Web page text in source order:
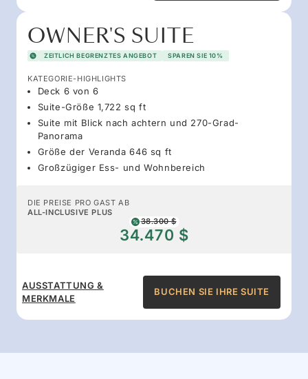
OWNER'S SUITE
ZEITLICH BEGRENZTES ANGEBOT SPAREN SIE 10%
KATEGORIE-HIGHLIGHTS
Deck 6 von 6
Suite-Größe 1,722 sq ft
Suite mit Blick nach achtern und 270-Grad-
Panorama
Größe der Veranda 646 sq ft
Großzügiger Ess- und Wohnbereich
DIE PREISE PRO GAST AB
ALL-INCLUSIVE PLUS
38.300 $
34.470 $
AUSSTATTUNG &
MERKMALE
BUCHEN SIE IHRE SUITE